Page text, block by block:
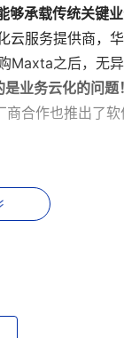
够承载传统关键
云服务提供商，
Maxta之后，无
业务云化的问题！
合作也推出了